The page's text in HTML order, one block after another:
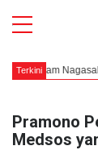
Terkini
Nagasaki dan
Pramono
Medsos